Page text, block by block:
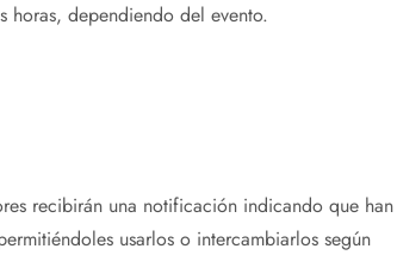
horas, dependiendo del evento.
recibirán una notificación indicando que han
usarlos o intercambiarlos según